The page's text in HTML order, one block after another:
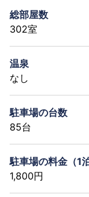
総部屋数
302室
温泉
なし
駐車場の台数
85台
駐車場の料金（1
1,800円